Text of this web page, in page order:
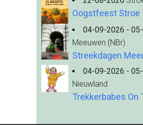
Oogstfeest Stroe
04-09-2026 -
Meeuwen (NBr)
Streekdagen
04-09-2026 -
Nieuwland
Trekkerbabes On